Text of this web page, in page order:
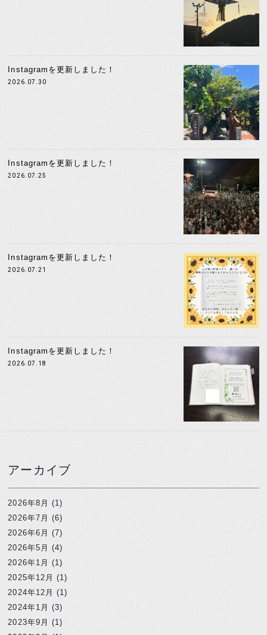
Instagramを更新しました！
2026.07.30
Instagramを更新しました！
2026.07.25
Instagramを更新しました！
2026.07.21
Instagramを更新しました！
2026.07.18
アーカイブ
2026年8月 (1)
2026年7月 (6)
2026年6月 (7)
2026年5月 (4)
2026年1月 (1)
2025年12月 (1)
2024年12月 (1)
2024年1月 (3)
2023年9月 (1)